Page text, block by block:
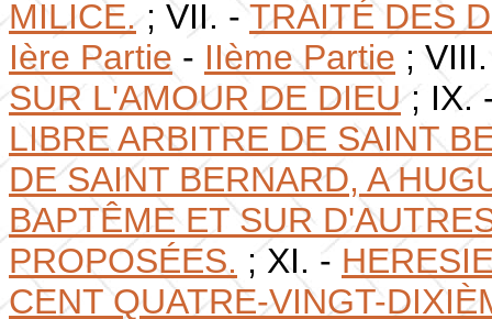
MILICE. ; VII. - TRAITÉ DES
Ière Partie - IIème Partie ;
SUR L'AMOUR DE DIEU; IX.
LIBRE ARBITRE DE SAINT
DE SAINT BERNARD, A
BAPTÊME ET SUR
PROPOSÉES. ; XI. -
CENT QUATRE-VINGT-